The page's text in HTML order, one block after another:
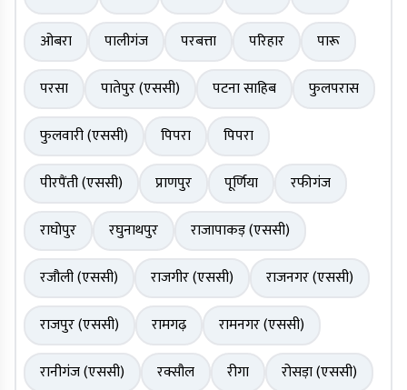
ओबरा
पालीगंज परबत्ता परिहार
पारू
परसा
पातेपुर (एससी) पटना साहिब
फुलपरास
फुलवारी (एससी)
पिपरा
पिपरा
पीरपैंती (एससी)
प्राणपुर पूर्णिया
रफीगंज
राघोपुर
रघुनाथपुर
राजापाकड़ (एससी)
रजौली (एससी)
राजगीर (एससी)
राजनगर (एससी)
राजपुर (एससी)
रामगढ़
रामनगर (एससी)
रानीगंज (एससी)
रक्सौल रीगा
रोसड़ा (एससी)